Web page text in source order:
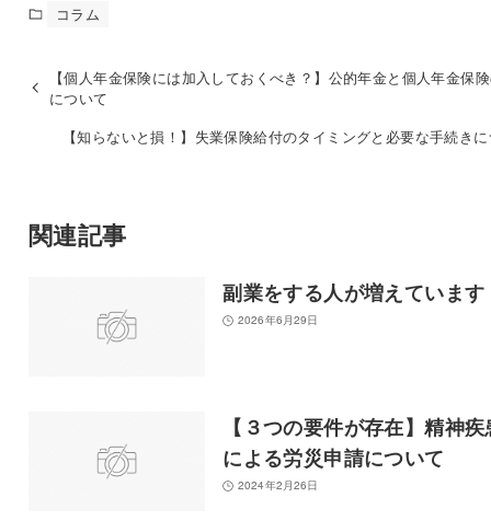
コラム
【個人年金保険には加入しておくべき？】公的年金と個人年金保
について
【知らないと損！】失業保険給付のタイミングと必要な手続き
関連記事
副業をする人が増えています
2026年6月29日
【３つの要件が存在】精神疾
による労災申請について
2024年2月26日